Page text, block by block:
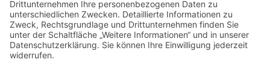
ZUVERLÄSSIGER VERSAND